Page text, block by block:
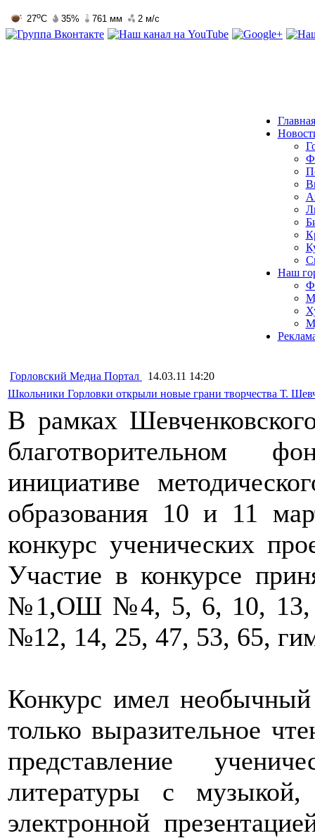
Главная
Наш
Горловский Медиа Портал
14.03.11 14:20
Школьники Горловки открыли новые грани творчества Т.
В рамках
благотворительном
инициативе
образования 10 и 11
конкурс ученических
Участие в конкурсе
№1,ОШ №4, 5, 6, 10, 13,
№12, 14, 25, 47, 53, 65,
Конкурс имел
только выразительное
представление
литературы с музыкой,
электронной